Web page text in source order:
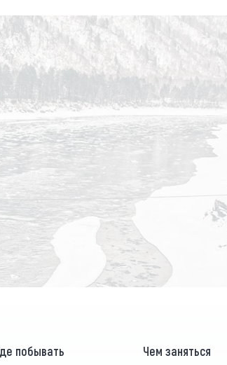
побывать Чем заняться